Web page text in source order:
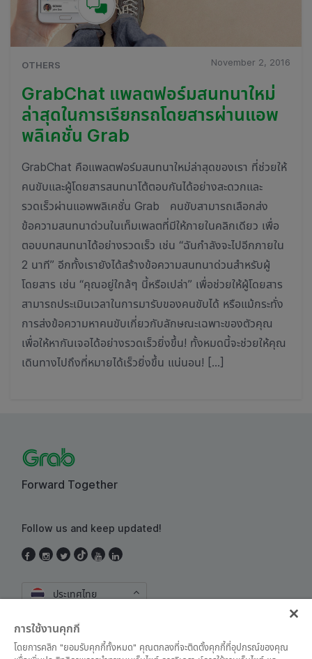
OTHERS November 2, 2016
GrabChat แพลตฟอร์มสนทนาใหม่
ล่าสุดในการเรียกรถโดยสารผ่านแอพ
พลิเคชั่น Grab
GrabChat คือแพลตฟอร์มสนทนาใหม่ล่าสุดของเรา ที่ช่วยให้
คนขับและผู้โดยสารสนทนาโต้ตอบกันได้อย่างสะดวกและ
รวดเร็วผ่านแอพพลิเคชั่น Grab คนขับสามารถเลือกส่ง
ข้อความสนทนาด่วนในเท็มเพลตที่มีให้ภายในคลิกเดียว เพื่อ
ตอบบทสนทนาได้อย่างรวดเร็ว เช่น “ฉันกำลังจะไปอีกภายใน
2 นาที” อีกทั้งเรายังได้สร้างข้อความสนทนาด่วนสำหรับผู้
โดยสาร เช่น “คุณอยู่ใกล้ๆ นี้หรือเปล่า” เพื่อช่วยให้ผู้โดยสาร
สามารถประเมินเวลาในการมารับของคนขับได้ หรือแม้กระทั่ง
การส่งข้อความหาคนขับเกี่ยวกับลักษณะเฉพาะของตัวคุณ
เพื่อให้หากันเจอได้อย่างรวดเร็วยิ่งขึ้น! ทั้งหมดนี้จะช่วยให้คุณ
เดินทางไปถึงที่หมายได้เร็วยิ่งขึ้น แน่นอน! […]
Forward Together
Follow us and keep updated!
ประเทศไทย
การใช้งานคุกกี้
โดยการคลิก "ยอมรับคุกกี้ทั้งหมด" คุณตกลงที่จะติดตั้งคุกกี้ที่อุปกรณ์ของคุณ